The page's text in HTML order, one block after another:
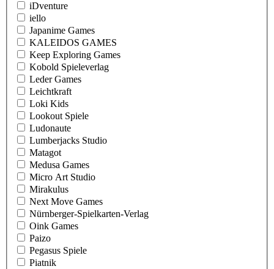
iDventure
iello
Japanime Games
KALEIDOS GAMES
Keep Exploring Games
Kobold Spieleverlag
Leder Games
Leichtkraft
Loki Kids
Lookout Spiele
Ludonaute
Lumberjacks Studio
Matagot
Medusa Games
Micro Art Studio
Mirakulus
Next Move Games
Nürnberger-Spielkarten-Verlag
Oink Games
Paizo
Pegasus Spiele
Piatnik